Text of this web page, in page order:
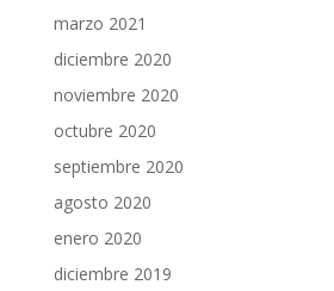
marzo 2021
diciembre 2020
noviembre 2020
octubre 2020
septiembre 2020
agosto 2020
enero 2020
diciembre 2019